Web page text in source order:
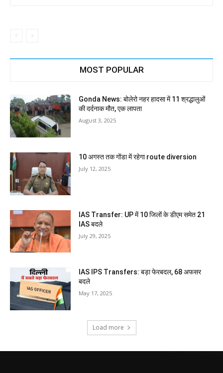
MOST POPULAR
Gonda News: बोलेरो नहर हादसा में 11 श्रद्धालुओं
की दर्दनाक मौत, एक लापता
August 3, 2025
10 अगस्त तक गोंडा में रहेगा route diversion
July 12, 2025
IAS Transfer: UP में 10 जिलों के डीएम समेत 21
IAS बदले
July 29, 2025
IAS IPS Transfers: बड़ा फेरबदल, 68 अफसर
बदले
May 17, 2025
Load more